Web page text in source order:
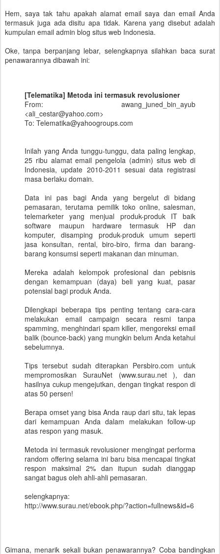
Hem, saya tak tahu apakah alamat email saya dan email Anda
termasuk juga ada disitu apa tidak. Karena yang disebut adalah
kumpulan email admin blog situs web Indonesia.
Oke, tanpa berpanjang lebar, selengkapnya silahkan baca surat
penawarannya dibawah ini:
[Telematika] Metoda ini termasuk revolusioner
From: awang_juned_bin_ayub
<ali_cestar@yahoo.com>
To: Telematika@yahoogroups.com
Inilah yang Anda tunggu-tunggu, data paling lengkap,
25 ribu alamat email pengelola (admin) situs web di
Indonesia, update 2010-2011 sesuai data registrasi
masa berlaku domain.
Data ini pas bagi Anda yang bergelut di bidang
pemasaran, terutama pemilik toko online, salesman,
telemarketer yang menjual produk-produk IT baik
software maupun hardware termasuk HP dan
komputer, disamping produk-produk umum seperti
jasa konsultan, rental, biro-biro, firma dan barang-
barang konsumsi seperti makanan dan minuman.
Mereka adalah kelompok profesional dan pebisnis
dengan kemampuan (daya) beli yang kuat, pasar
potensial bagi produk Anda.
Dilengkapi beberapa tips penting tentang cara-cara
melakukan email campaign secara resmi tanpa
spamming, menghindari spam killer, mengoreksi email
balik (bounce-back) yang mungkin belum Anda ketahui
sebelumnya.
Tips tersebut sudah diterapkan Persbiro.com untuk
mempromosikan SurauNet (www.surau.net ), dan
hasilnya cukup mengejutkan, dengan tingkat respon di
atas 50 persen!
Berapa omset yang bisa Anda raup dari situ, tak lepas
dari kemampuan Anda dalam melakukan follow-up
atas respon yang masuk.
Metoda ini termasuk revolusioner mengingat performa
random offering selama ini baru bisa mencapai tingkat
respon maksimal 2% dan itupun sudah dianggap
sangat bagus oleh ahli-ahli pemasaran.
selengkapnya:
http://www.surau.net/ebook.php/?action=fullnews&id=6
Gimana, menarik sekali bukan penawarannya? Coba bandingkan